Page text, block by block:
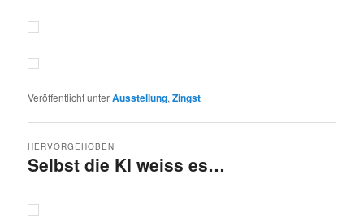
Veröffentlicht unterAusstellung,Zingst
Selbst die KI weiss es…
HERVORGEHOBEN